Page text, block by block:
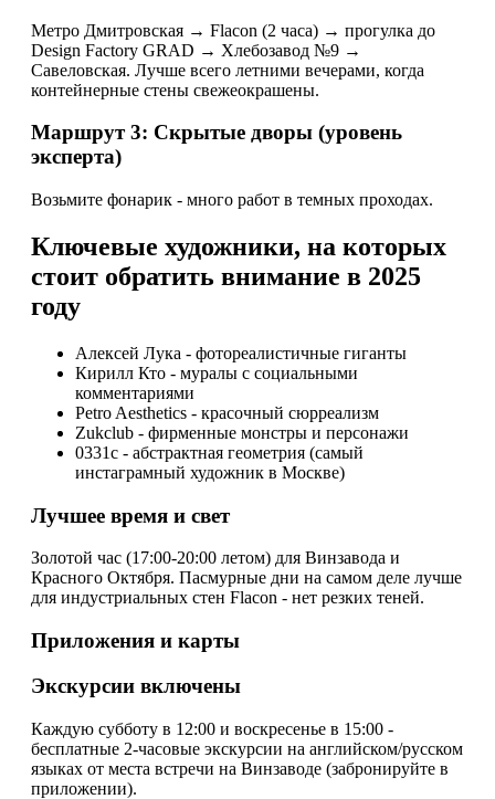
Метро Дмитровская → Flacon (2 часа) → прогулка до
Design Factory GRAD → Хлебозавод №9 →
Савеловская. Лучше всего летними вечерами, когда
контейнерные стены свежеокрашены.
Маршрут 3: Скрытые дворы (уровень
эксперта)
Возьмите фонарик - много работ в темных проходах.
Ключевые художники, на которых
стоит обратить внимание в 2025
году
Алексей Лука - фотореалистичные гиганты
Кирилл Кто - муралы с социальными
комментариями
Petro Aesthetics - красочный сюрреализм
Zukclub - фирменные монстры и персонажи
0331c - абстрактная геометрия (самый
инстаграмный художник в Москве)
Лучшее время и свет
Золотой час (17:00-20:00 летом) для Винзавода и
Красного Октября. Пасмурные дни на самом деле лучше
для индустриальных стен Flacon - нет резких теней.
Приложения и карты
Экскурсии включены
Каждую субботу в 12:00 и воскресенье в 15:00 -
бесплатные 2-часовые экскурсии на английском/русском
языках от места встречи на Винзаводе (забронируйте в
приложении).